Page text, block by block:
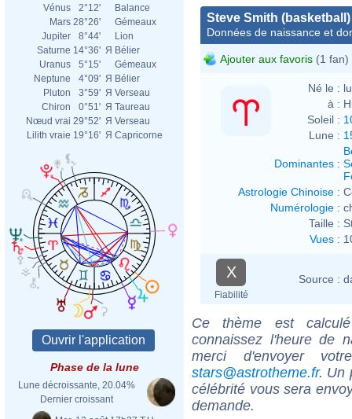
Vénus
2°12'
Balance
Mars 28°26'
Gémeaux
Jupiter
8°44'
Lion
Saturne 14°36' Я Bélier
Uranus
5°15'
Gémeaux
Neptune
4°09' Я Bélier
Pluton
3°59' Я Verseau
Chiron
0°51' Я Taureau
Nœud vrai 29°52' Я Verseau
Lilith vraie 19°16' Я Capricorne
Phase de la lune
Lune décroissante, 20.04%
Dernier croissant
Steve Smith (basketball)
Données de naissance et
Ajouter aux favoris (1 fan)
Né le :
à :
Soleil :
Lune :
Dominantes :
Astrologie Chinoise :
Numérologie :
Taille :
Vues :
X
Fiabilité
Source :
Ce thème est
connaissez l'heure de
merci d'envoyer
stars@astrotheme.fr. Un
célébrité vous sera
demande.